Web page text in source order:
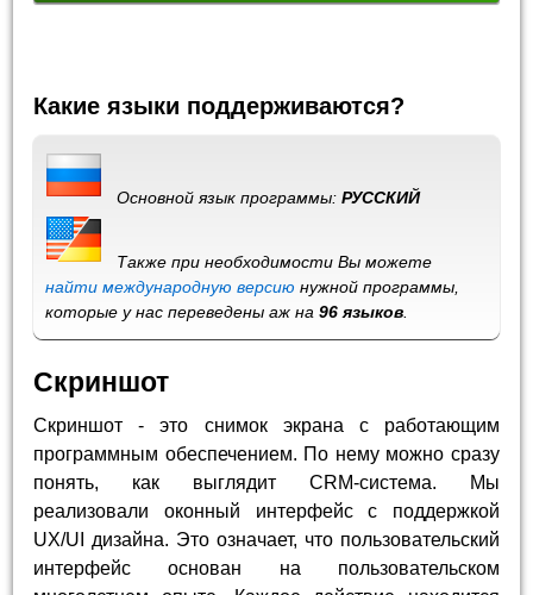
Какие языки поддерживаются?
Основной язык программы:РУССКИЙ
Также при необходимости Вы можете
найти международную версию нужной программы,
которые у нас переведены аж на96 языков
Скриншот
Скриншот - это снимок экрана с работающим
программным обеспечением. По нему можно сразу
понять, как выглядит CRM-система. Мы
реализовали оконный интерфейс с поддержкой
UX/UI дизайна. Это означает, что пользовательский
интерфейс основан на пользовательском